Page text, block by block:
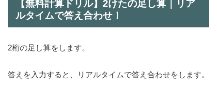
【無料計算ドリル】2けたの足し算｜リア
ルタイムで答え合わせ！
2桁の足し算をします。
答えを入力すると、リアルタイムで答え合わせをします。